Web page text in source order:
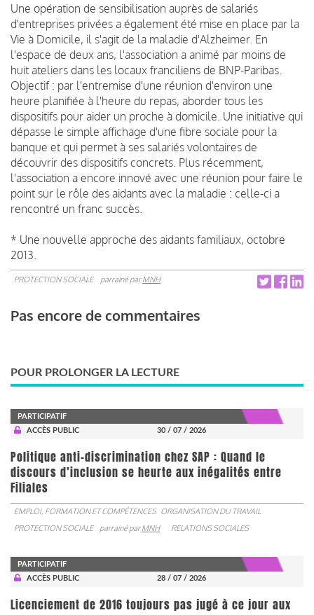
Une opération de sensibilisation auprès de salariés
d'entreprises privées a également été mise en place par la
Vie à Domicile, il s'agit de la maladie d'Alzheimer. En
l'espace de deux ans, l'association a animé par moins de
huit ateliers dans les locaux franciliens de BNP-Paribas.
Objectif : par l'entremise d'une réunion d'environ une
heure planifiée à l'heure du repas, aborder tous les
dispositifs pour aider un proche à domicile. Une initiative qui
dépasse le simple affichage d'une fibre sociale pour la
banque et qui permet à ses salariés volontaires de
découvrir des dispositifs concrets. Plus récemment,
l'association a encore innové avec une réunion pour faire le
point sur le rôle des aidants avec la maladie : celle-ci a
rencontré un franc succès.
* Une nouvelle approche des aidants familiaux, octobre
2013.
PROTECTION SOCIALE parrainé parMNH
Pas encore de commentaires
POUR PROLONGER LA LECTURE
PARTICIPATIF
ACCÈS PUBLIC
30 / 07 / 2026
Politique anti-discrimination chez SAP : Quand le
discours d’inclusion se heurte aux inégalités entre
Filiales
EMPLOI, FORMATION ET COMPÉTENCES ORGANISATION DU TRAVAIL
PROTECTION SOCIALE
parrainé parMNH RELATIONS SOCIALES
PARTICIPATIF
ACCÈS PUBLIC
28 / 07 / 2026
Licenciement de 2016 toujours pas jugé à ce jour aux